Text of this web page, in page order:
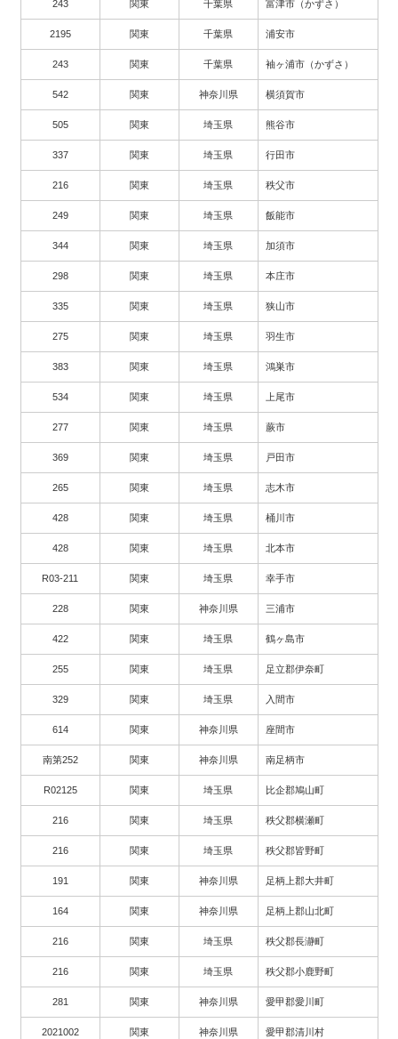
243 関東 千葉県 富津市（かずさ）
2195 関東 千葉県 浦安市
243 関東 千葉県 袖ヶ浦市（かずさ）
542 関東 神奈川県 横須賀市
505 関東 埼玉県 熊谷市
337 関東 埼玉県 行田市
216 関東 埼玉県 秩父市
249 関東 埼玉県 飯能市
344 関東 埼玉県 加須市
298 関東 埼玉県 本庄市
335 関東 埼玉県 狭山市
275 関東 埼玉県 羽生市
383 関東 埼玉県 鴻巣市
534 関東 埼玉県 上尾市
277 関東 埼玉県 蕨市
369 関東 埼玉県 戸田市
265 関東 埼玉県 志木市
428 関東 埼玉県 桶川市
428 関東 埼玉県 北本市
R03-211 関東 埼玉県 幸手市
228 関東 神奈川県 三浦市
422 関東 埼玉県 鶴ヶ島市
255 関東 埼玉県 足立郡伊奈町
329 関東 埼玉県 入間市
614 関東 神奈川県 座間市
南第252 関東 神奈川県 南足柄市
R02125 関東 埼玉県 比企郡鳩山町
216 関東 埼玉県 秩父郡横瀬町
216 関東 埼玉県 秩父郡皆野町
191 関東 神奈川県 足柄上郡大井町
164 関東 神奈川県 足柄上郡山北町
216 関東 埼玉県 秩父郡長瀞町
216 関東 埼玉県 秩父郡小鹿野町
281 関東 神奈川県 愛甲郡愛川町
2021002 関東 神奈川県 愛甲郡清川村